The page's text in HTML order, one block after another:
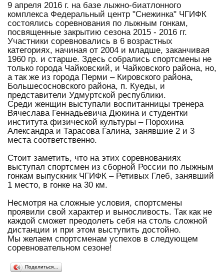
9 апреля 2016 г. на базе лыжно-биатлонного
комплекса Федеральный центр "Снежинка" ЧГИФК
состоялись соревнования по лыжным гонкам,
посвященные закрытию сезона 2015 - 2016 гг.
Участники соревновались в 6 возрастных
категориях, начиная от 2004 и младше, заканчивая
1960 гр. и старше. Здесь собрались спортсмены не
только города Чайковский, и Чайковского района, но,
а так же из города Перми – Кировского района,
Большесосновского района, п. Куеды, и
представители Удмуртской республики.
Среди женщин выступали воспитанницы тренера
Вячеслава Геннадьевича Дюкина и студентки
института физической культуры – Порохина
Александра и Тарасова Галина, занявшие 2 и 3
места соответственно.
Стоит заметить, что на этих соревнованиях
выступал спортсмен из сборной России по лыжным
гонкам выпускник ЧГИФК – Ретивых Глеб, занявший
1 место, в гонке на 30 км.
Несмотря на сложные условия, спортсмены
проявили свой характер и выносливость. Так как не
каждой сможет преодолеть себя на столь сложной
дистанции и при этом выступить достойно.
Мы желаем спортсменам успехов в следующем
соревновательном сезоне!
Поделиться…